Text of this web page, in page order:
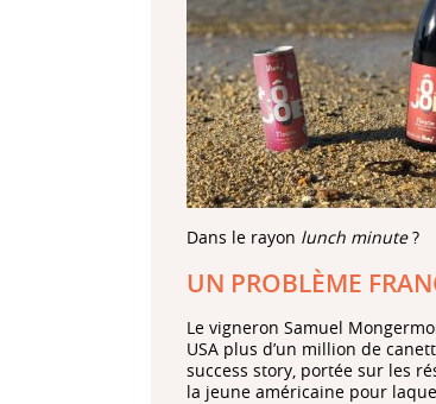
Dans le rayon lunch minute?
UN PROBLÈME
Le vigneron Samuel
USA plus d’un million de
success story, portée sur les
la jeune américaine pour